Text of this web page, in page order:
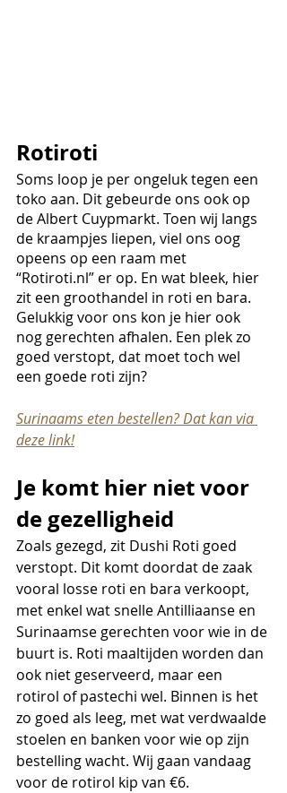
Rotiroti
Soms loop je per ongeluk tegen een
toko aan. Dit gebeurde ons ook op
de Albert Cuypmarkt. Toen wij langs
de kraampjes liepen, viel ons oog
opeens op een raam met
“Rotiroti.nl” er op. En wat bleek, hier
zit een groothandel in roti en bara.
Gelukkig voor ons kon je hier ook
nog gerechten afhalen. Een plek zo
goed verstopt, dat moet toch wel
een goede roti zijn?
Surinaams eten bestellen? Dat kan via
deze link!
Je komt hier niet voor
de gezelligheid
Zoals gezegd, zit Dushi Roti goed
verstopt. Dit komt doordat de zaak
vooral losse roti en bara verkoopt,
met enkel wat snelle Antilliaanse en
Surinaamse gerechten voor wie in de
buurt is. Roti maaltijden worden dan
ook niet geserveerd, maar een
rotirol of pastechi wel. Binnen is het
zo goed als leeg, met wat verdwaalde
stoelen en banken voor wie op zijn
bestelling wacht. Wij gaan vandaag
voor de rotirol kip van €6.